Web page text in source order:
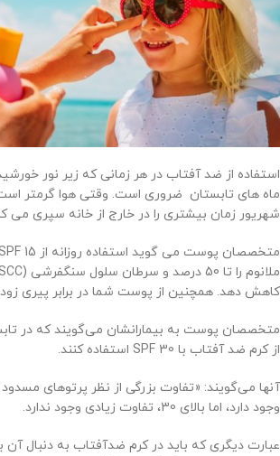
استفاده از ضد آفتاب در هر زمانی که زیر نور
ماه های تابستان ضروری است. وقتی هوا گرمتر است،
شهریور زمان بیشتری را در خارج از خانه سپری می
کاهش دهد. همچنین از پوست شما در برابر پیری
متخصصان پوست به بیمارانشان می‌گویند که در
از کرم ضد آفتاب با SPF 30 استفاده کنند.
وجود دارد، اما بالای 30، تفاوت زیادی وجود ندارد.
عبارت دیگری که باید در کرم ضدآفتاب به دنبال